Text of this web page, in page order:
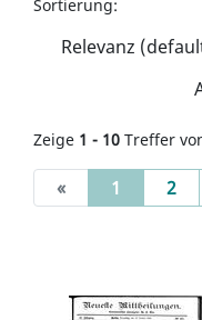
Sortierung:
Zeige 1 - 10 Treffer
« 1 (current)
2